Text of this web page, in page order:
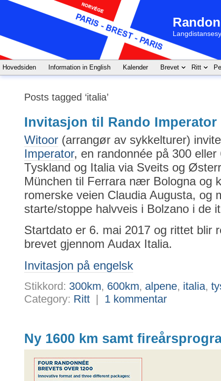
Hovedsiden Information in English Kalender Brevet Ritt
Posts tagged ‘italia’
Invitasjon til Rando Imperator
Witoor (arrangør av sykkelturer)
Imperator, en randonnée på 300
Tyskland og Italia via Sveits og
München til Ferrara nær Bologna og
romerske veien Claudia Augusta, og
starte/stoppe halvveis i Bolzano i de
Startdato er 6. mai 2017 og rittet blir
brevet gjennom Audax Italia.
Invitasjon på engelsk
Stikkord: 300km, 600km, alpene, italia,
Category: Ritt | 1 kommentar
Ny 1600 km samt